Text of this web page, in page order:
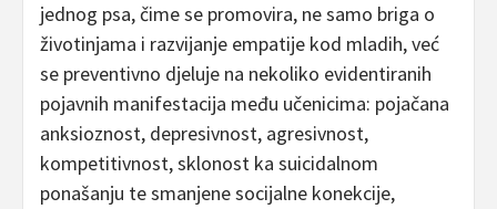
jednog psa, čime se promovira, ne samo briga o
životinjama i razvijanje empatije kod mladih, već
se preventivno djeluje na nekoliko evidentiranih
pojavnih manifestacija među učenicima: pojačana
anksioznost, depresivnost, agresivnost,
kompetitivnost, sklonost ka suicidalnom
ponašanju te smanjene socijalne konekcije,